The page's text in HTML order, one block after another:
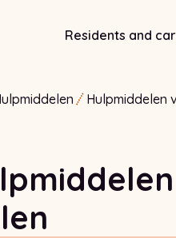
Residents and
Hulpmiddelen